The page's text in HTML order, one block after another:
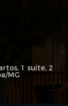
1 suíte, 2
MG